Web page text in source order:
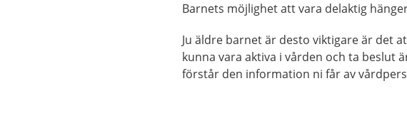
Barnets möjlighet att vara delaktig
Ju äldre barnet är desto viktigare är det
kunna vara aktiva i vården och ta beslut
förstår den information ni får av